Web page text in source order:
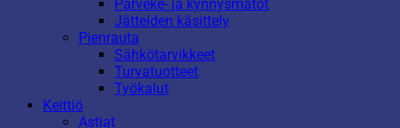
Parveke- ja kynnysmatot
Jätteiden käsittely
Pienrauta
Sähkötarvikkeet
Turvatuotteet
Työkalut
Keittiö
Astiat